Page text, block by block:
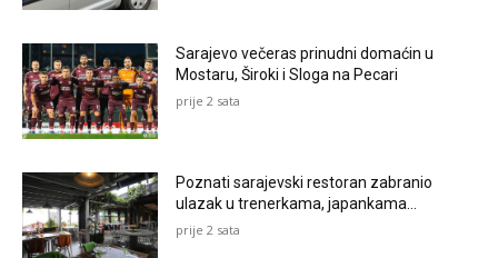
Sarajevo večeras prinudni domaćin u
Mostaru, Široki i Sloga na Pecari
prije 2 sata
Poznati sarajevski restoran zabranio
ulazak u trenerkama, japankama…
prije 2 sata